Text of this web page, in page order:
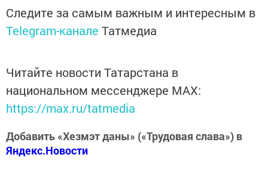
Следите за самым важным и интересным в
Telegram-канале Татмедиа
Читайте новости Татарстана в
национальном мессенджере MАХ:
https://max.ru/tatmedia
Добавить «Хезмэт даны» («Трудовая слава») в
Яндекс.Новости